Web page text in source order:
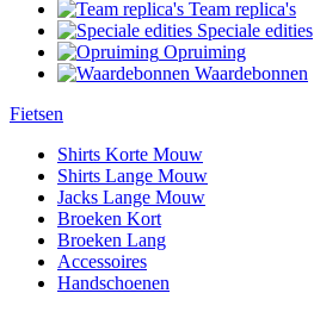
Team replica's
Speciale edities
Opruiming
Waardebonnen
Fietsen
Shirts Korte Mouw
Shirts Lange Mouw
Jacks Lange Mouw
Broeken Kort
Broeken Lang
Accessoires
Handschoenen